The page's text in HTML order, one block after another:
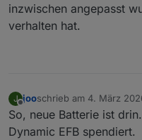
inzwischen angepasst
verhalten hat.
J
Offline
jooschrieb am 4. März
zuletzt editiert von
So, neue Batterie ist
Dynamic EFB spendiert.